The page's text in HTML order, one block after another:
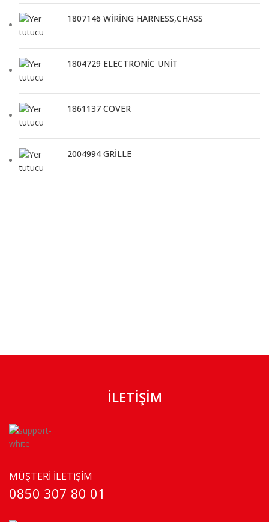
1807146 WİRİNG HARNESS,CHASS
1804729 ELECTRONİC UNİT
1861137 COVER
2004994 GRİLLE
İLETİŞİM
MÜŞTERİ İLETiŞİM
0850 307 80 01